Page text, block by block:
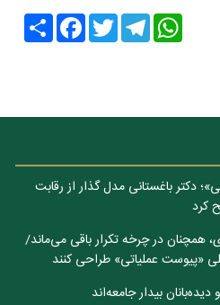
Share
FacebookTwitter
Telegram
WhatsApp
دکتر باغستانی مدل گذار از رقابت
کرد
در چرخه تکرار باقی می‌ماند/
«پیوست عملیاتی» طراحی کنند
بیدار جامعه‌اند